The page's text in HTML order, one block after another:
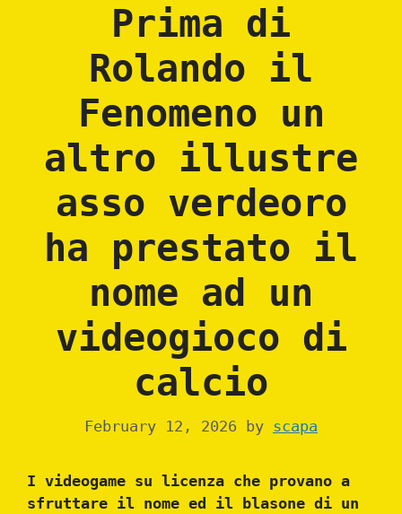
Prima di
Rolando il
Fenomeno un
altro illustre
asso verdeoro
ha prestato il
nome ad un
videogioco di
calcio
February 12, 2026 by scapa
I videogame su licenza che provano a
sfruttare il nome ed il blasone di un